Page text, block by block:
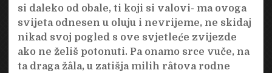
si daleko od obale, ti koji si valovi- ma ovoga
svijeta odnesen u oluju i nevrijeme, ne skidaj
nikad svoj pogled s ove svjetleće zvijezde
ako ne želiš potonuti. Pa onamo srce vuče, na
ta draga žâla, u zatišja milih râtova rodne